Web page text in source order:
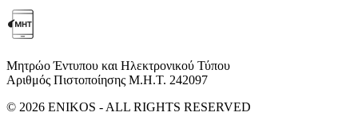
Μητρώο Έντυπου και Ηλεκτρονικού Τύπου
Αριθμός Πιστοποίησης Μ.Η.Τ. 242097
© 2026 ENIKOS - ALL RIGHTS RESERVED